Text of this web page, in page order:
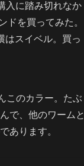
入に踏み切れなか
ドを買ってみた。
はスイベル。買っ
このカラー。たぶ
で、他のワームと
あります。